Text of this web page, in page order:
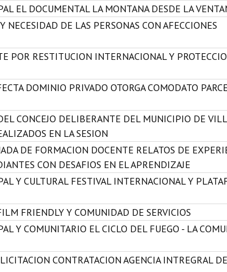
EL DOCUMENTAL LA MONTANA DESDE LA
DE LAS PERSONAS CON AFECCIONES
POR RESTITUCION INTERNACIONAL Y
DOMINIO PRIVADO OTORGA COMODATO
CONCEJO DELIBERANTE DEL MUNICIPIO DE
EN LA SESION
DE FORMACION DOCENTE RELATOS DE
CON DESAFIOS EN EL APRENDIZAJE
Y CULTURAL FESTIVAL INTERNACIONAL Y
FRIENDLY Y COMUNIDAD DE SERVICIOS
Y COMUNITARIO EL CICLO DEL FUEGO - LA
CONTRATACION AGENCIA INTREGRAL